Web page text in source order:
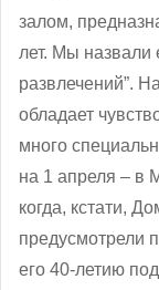
залом,
лет. Мы назвали
развлечений”.
обладает
много
на 1 апреля – в
когда, кстати,
предусмотрели
его 40-летию